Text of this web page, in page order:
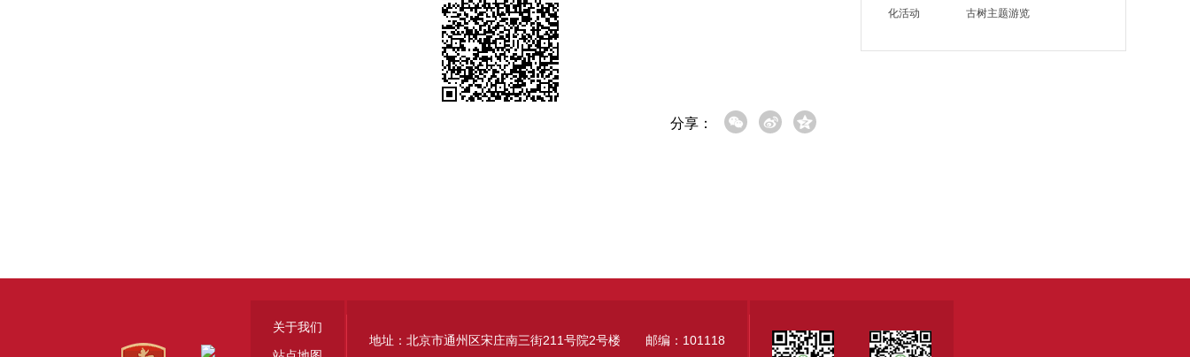
分享：
化活动
古树主题游览
关于我们
地址：北京市通州区宋庄南三街211号院2号楼 邮编：101118